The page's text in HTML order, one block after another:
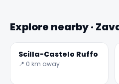
Explore nearby ·
Scilla-Castelo Ruffo
📍 0 km away